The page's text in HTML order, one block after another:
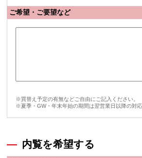
ご希望・ご要望など
※買替え予定の有無などご自由にご記入ください。
※夏季・GW・年末年始の期間は翌営業日以降の対応
内覧を希望する